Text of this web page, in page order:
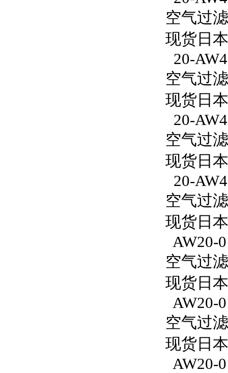
空气过
现货日
20-
空气过
现货日
20-
空气过
现货日
20-
空气过
现货日
AW20-
空气过
现货日
AW20-
空气过
现货日
AW20-